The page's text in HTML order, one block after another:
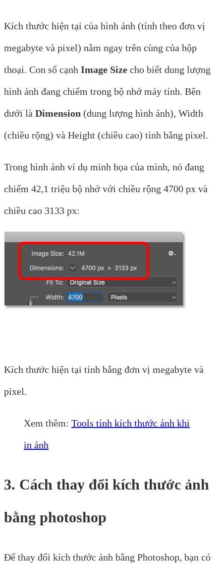
Kích thước hiện tại của hình ảnh (tính theo đơn vị
megabyte và pixel) nằm ngay trên cùng của hộp
thoại. Con số cạnh Image Size cho biết dung lượng
hình ảnh đang chiếm trong bộ nhớ máy tính. Bên
dưới là Dimension (dung lượng hình ảnh), Width
(chiều rộng) và Height (chiều cao) tính bằng pixel.
Trong hình ảnh ví dụ minh họa của mình, nó đang
chiếm 42,1 triệu bộ nhớ với chiều rộng 4700 px và
chiều cao 3133 px:
Kích thước hiện tại tính bằng đơn vị megabyte và
pixel.
Xem thêm: Tools tính kích thước ảnh khi
in ảnh
3. Cách thay đổi kích thước ảnh
bằng photoshop
Để thay đổi kích thước ảnh bằng Photoshop, bạn có